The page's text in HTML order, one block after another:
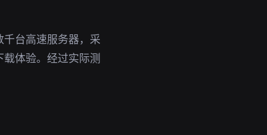
台高速服务器，采
体验。经过实际测